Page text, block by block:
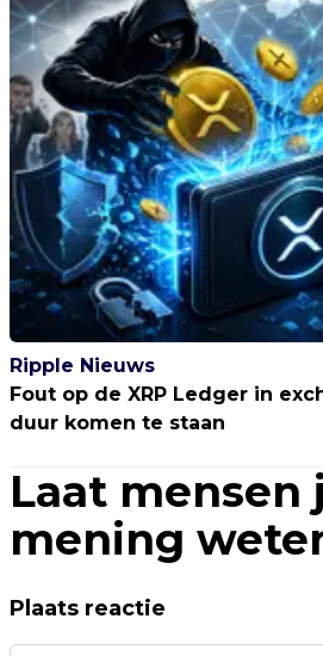
Ripple Nieuws
Fout op de XRP Ledger in
duur komen te staan
Laat mensen
mening
Plaats reactie